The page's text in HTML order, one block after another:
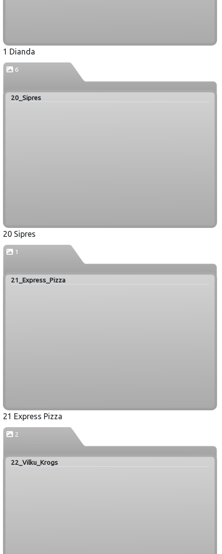
1 Dianda
6
20_Sipres
20 Sipres
1
21_Express_Pizza
21 Express Pizza
2
22_Vilku_Krogs